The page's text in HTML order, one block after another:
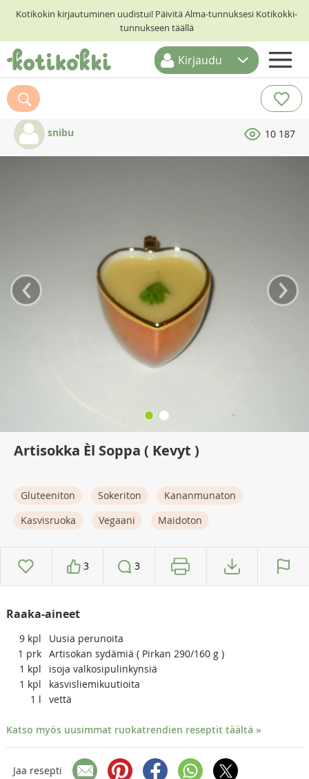
Kotikokin kirjautuminen uudistui! Päivitä Alma-tunnuksesi Kotikokki-
tunnukseen täällä
ETUSIVU
RESEPTIHAKU
RUOKATEEMAT
Kirjaudu
snibu 10 187
‹ ›
Artisokka Èl Soppa ( Kevyt )
Gluteeniton Sokeriton
Kananmunaton
Kasvisruoka
Vegaani Maidoton
3 3
Raaka-aineet
9 kpl
Uusia perunoita
1 prk Artisokan sydämiä ( Pirkan 290/160 g )
1 kpl
isoja valkosipulinkynsiä
1 kpl
kasvisliemikuutioita
1 l vettä
Katso myös uusimmat ruokatrendien reseptit täältä »
Jaa resepti